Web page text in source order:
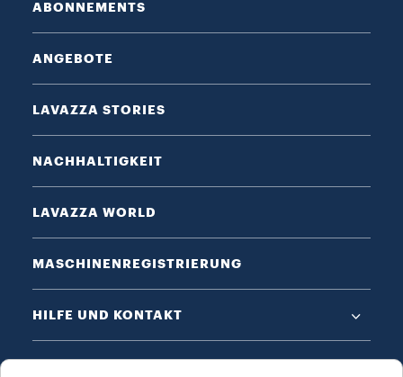
ABONNEMENTS
ANGEBOTE
LAVAZZA STORIES
NACHHALTIGKEIT
LAVAZZA WORLD
MASCHINENREGISTRIERUNG
HILFE UND KONTAKT